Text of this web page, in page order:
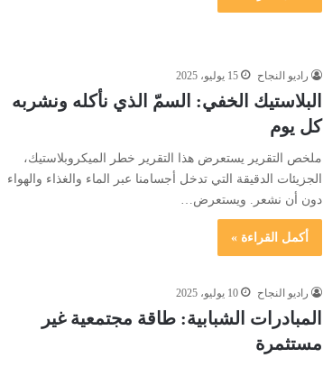
راديو النجاح 15 يوليو، 2025
البلاستيك الخفي: السمّ الذي نأكله ونشربه
كل يوم
ملخص التقرير يستعرض هذا التقرير خطر الميكروبلاستيك،
الجزيئات الدقيقة التي تدخل أجسامنا عبر الماء والغذاء والهواء
دون أن نشعر. ويستعرض…
أكمل القراءة »
راديو النجاح 10 يوليو، 2025
المبادرات الشبابية: طاقة مجتمعية غير
مستثمرة